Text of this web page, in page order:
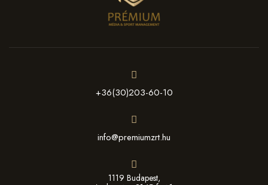
+36(30)203-60-10
info@premiumzrt.hu
1119 Budapest,